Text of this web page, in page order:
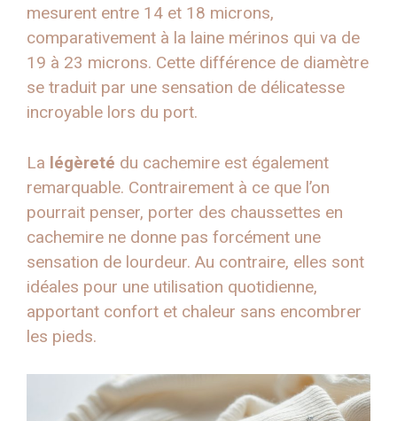
mesurent entre 14 et 18 microns,
comparativement à la laine mérinos qui va de
19 à 23 microns. Cette différence de diamètre
se traduit par une sensation de délicatesse
incroyable lors du port.
La légèreté du cachemire est également
remarquable. Contrairement à ce que l’on
pourrait penser, porter des chaussettes en
cachemire ne donne pas forcément une
sensation de lourdeur. Au contraire, elles sont
idéales pour une utilisation quotidienne,
apportant confort et chaleur sans encombrer
les pieds.